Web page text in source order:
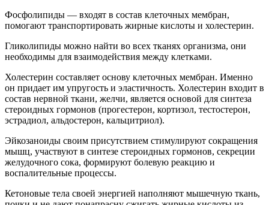
Фосфолипиды — входят в состав клеточных мембран,
помогают транспортировать жирные кислоты и холестерин.
Гликолипиды можно найти во всех тканях организма, они
необходимы для взаимодействия между клетками.
Холестерин составляет основу клеточных мембран. Именно
он придает им упругость и эластичность. Холестерин входит в
состав нервной ткани, желчи, является основой для синтеза
стероидных гормонов (прогестерон, кортизол, тестостерон,
эстрадиол, альдостерон, кальцитриол).
Эйкозаноиды своим присутствием стимулируют сокращения
мышц, участвуют в синтезе стероидных гормонов, секреции
желудочного сока, формируют болевую реакцию и
воспалительные процессы.
Кетоновые тела своей энергией наполняют мышечную ткань,